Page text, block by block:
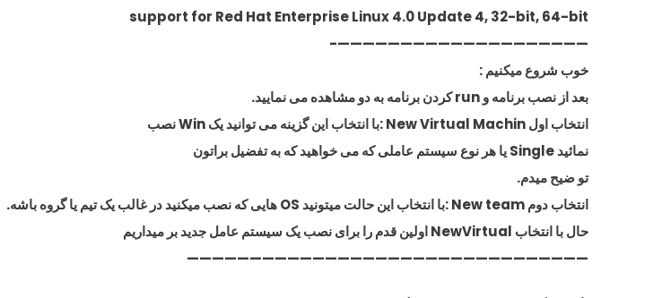
support for Red Hat Enterprise Linux 4.0 Update 4, 32-bit, 64-bit
————————————————————-
خوب شروع میکنیم :
بعد از نصب برنامه و run کردن برنامه به دو مشاهده می نمایید.
انتخاب اول New Virtual Machin :با انتخاب این گزینه می توانید یک Win نصب
نمائید Single یا هر نوع سیستم عاملی که می خواهید که به تفضیل براتون
تو ضیح میدم.
انتخاب دوم New team :با انتخاب این حالت میتونید OS هایی که نصب میکنید در غالب یک تیم یا گروه باشه.
حال با انتخاب NewVirtual اولین قدم را برای نصب یک سیستم عامل جدید بر میداریم
————————————————————————————————